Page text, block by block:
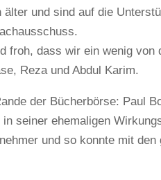
und sind auf die
froh, dass wir ein wenig
Reza und Abdul Karim.
der Bücherbörse: Paul
seiner ehemaligen
und so konnte mit